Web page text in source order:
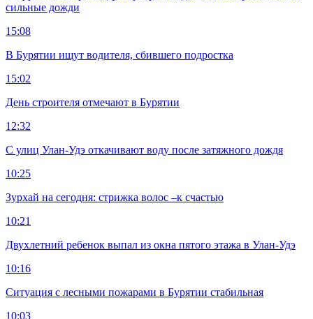
сильные дожди
15:08
В Бурятии ищут водителя, сбившего подростка
15:02
День строителя отмечают в Бурятии
12:32
С улиц Улан-Удэ откачивают воду после затяжного дождя
10:25
Зурхай на сегодня: стрижка волос –к счастью
10:21
Двухлетний ребенок выпал из окна пятого этажа в Улан-Удэ
10:16
Ситуация с лесными пожарами в Бурятии стабильная
10:03